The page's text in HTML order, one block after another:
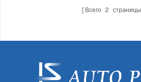
Всего 2 страницы